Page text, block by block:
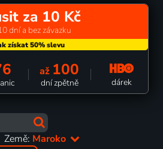
za 10 Kč
dní a bez závazku
až 100
dní zpětně dárek
Země: Maroko